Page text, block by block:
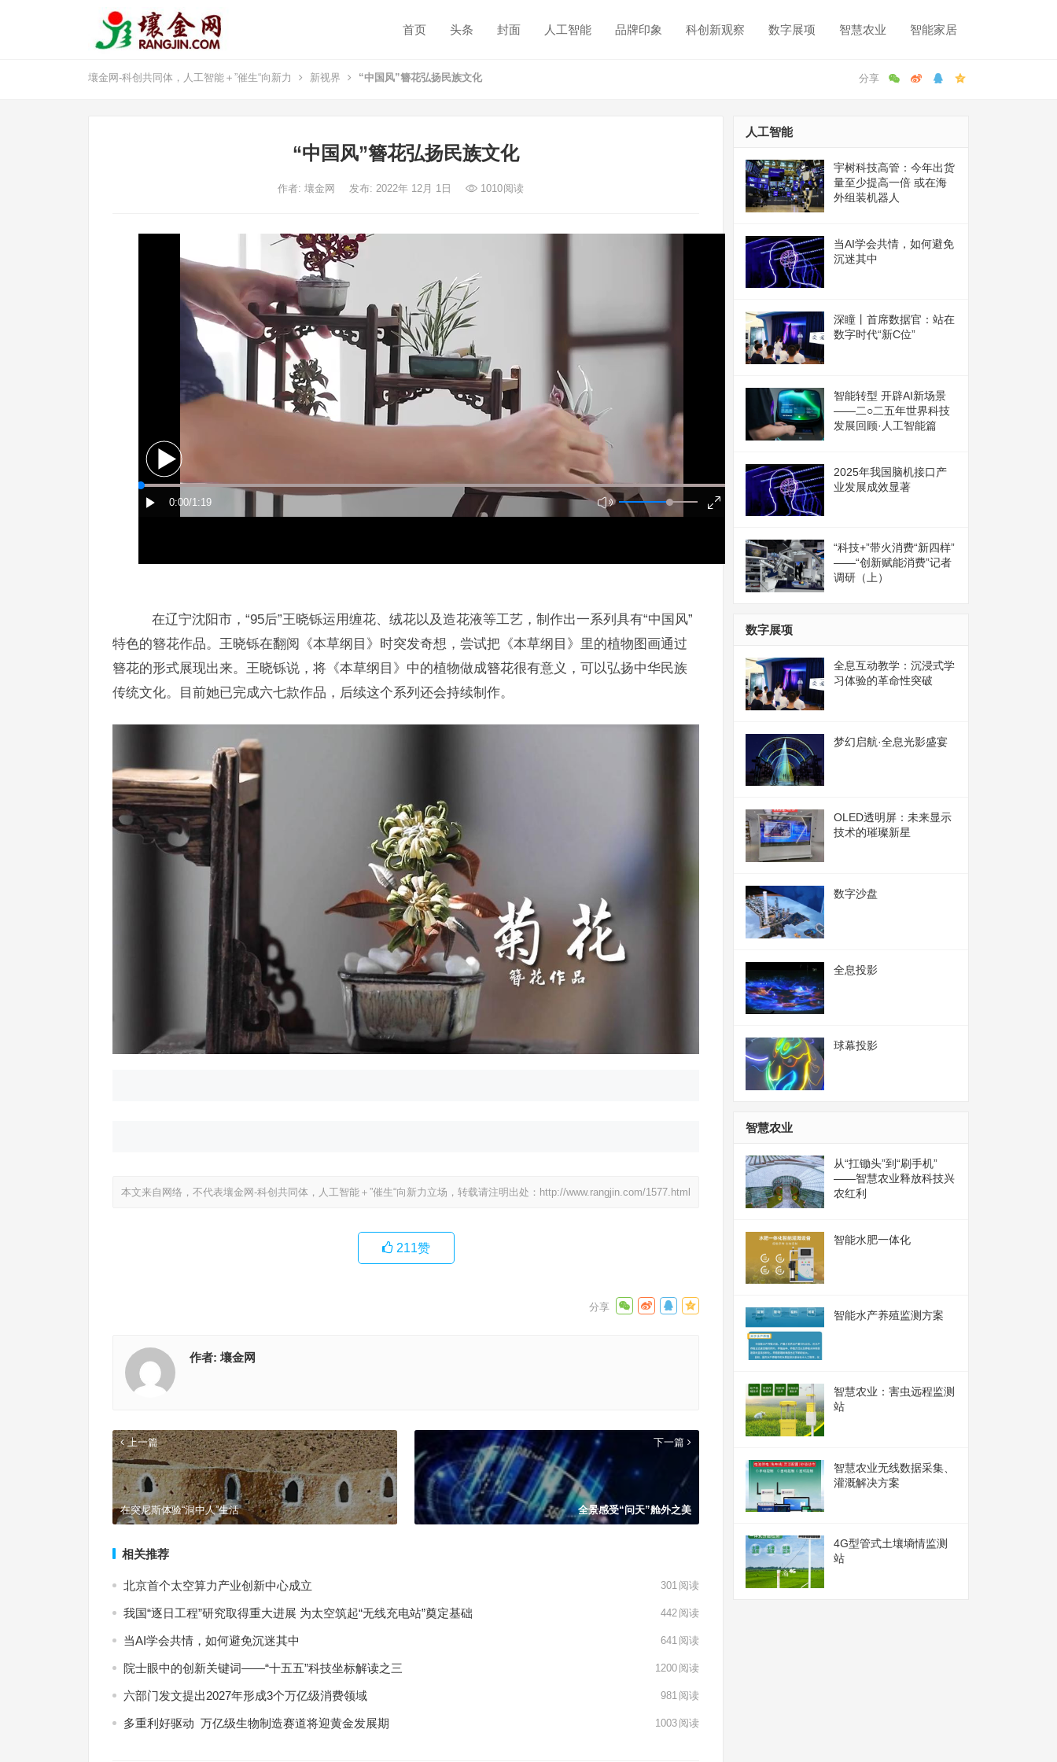
首页 头条 封面 人工智能 品牌印象 科创新观察 数字展项 智慧农业 智能家居
壤金网-科创共同体，人工智能＋”催生“向新力 新视界 “中国风”簪花弘扬民族文化
“中国风”簪花弘扬民族文化
作者: 壤金网 发布: 2022年 12月 1日 1010阅读
在辽宁沈阳市，“95后”王晓铄运用缠花、绒花以及造花液等工艺，制作出一系列具有“中国风”
特色的簪花作品。王晓铄在翻阅《本草纲目》时突发奇想，尝试把《本草纲目》里的植物图画通过
簪花的形式展现出来。王晓铄说，将《本草纲目》中的植物做成簪花很有意义，可以弘扬中华民族
传统文化。目前她已完成六七款作品，后续这个系列还会持续制作。
本文来自网络，不代表壤金网-科创共同体，人工智能＋”催生“向新力立场，转载请注明出处： http://www.rangjin.com/1577.html
211赞
作者: 壤金网
上一篇
在突尼斯体验“洞中人”生活
下一篇
全景感受“问天”舱外之美
相关推荐
北京首个太空算力产业创新中心成立 301 阅读
我国“逐日工程”研究取得重大进展 为太空筑起“无线充电站”奠定基础 442 阅读
当AI学会共情，如何避免沉迷其中 641 阅读
院士眼中的创新关键词——“十五五”科技坐标解读之三 1200 阅读
六部门发文提出2027年形成3个万亿级消费领域 981 阅读
多重利好驱动 万亿级生物制造赛道将迎黄金发展期 1003 阅读
人工智能
宇树科技高管：今年出货
量至少提高一倍 或在海
外组装机器人
当AI学会共情，如何避免
沉迷其中
深瞳丨首席数据官：站在
数字时代“新C位”
智能转型 开辟AI新场景
——二○二五年世界科技
发展回顾·人工智能篇
2025年我国脑机接口产
业发展成效显著
“科技+”带火消费“新四样”
——“创新赋能消费”记者
调研（上）
数字展项
全息互动教学：沉浸式学
习体验的革命性突破
梦幻启航·全息光影盛宴
OLED透明屏：未来显示
技术的璀璨新星
数字沙盘
全息投影
球幕投影
智慧农业
从“扛锄头”到“刷手机”
——智慧农业释放科技兴
农红利
智能水肥一体化
智能水产养殖监测方案
智慧农业：害虫远程监测
站
智慧农业无线数据采集、
灌溉解决方案
4G型管式土壤墒情监测
站